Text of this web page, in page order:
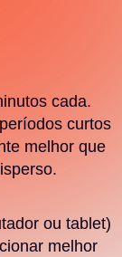
cada.
curtos
melhor que
ou tablet)
melhor